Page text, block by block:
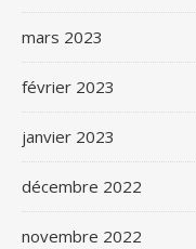
mars 2023
février 2023
janvier 2023
décembre 2022
novembre 2022